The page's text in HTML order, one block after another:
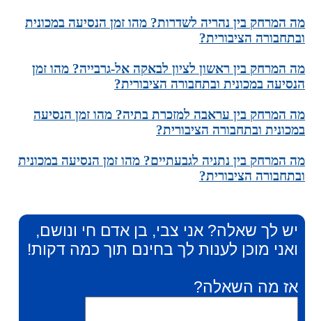
מה המרחק בין נהריה לשדרות? מהו זמן הנסיעה במכונית
ובתחבורה הציבורית?
מה המרחק בין ראשון לציון לבאקה אל-גרבייה? מהו זמן
הנסיעה במכונית ובתחבורה הציבורית?
מה המרחק בין עראבה למזכרת בתיה? מהו זמן הנסיעה
במכונית ובתחבורה הציבורית?
מה המרחק בין נתניה לגבעתיים? מהו זמן הנסיעה במכונית
ובתחבורה הציבורית?
יש לך שאלה? אני צבי, בן אדם חי ונושם,
ואני מוכן לענות לך בחינם תוך כמה דקות!
אז מה השאלה?